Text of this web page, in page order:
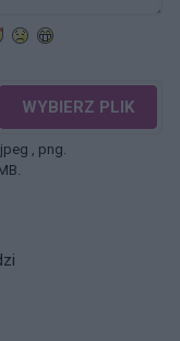
WYBIERZ PLIK
, png.